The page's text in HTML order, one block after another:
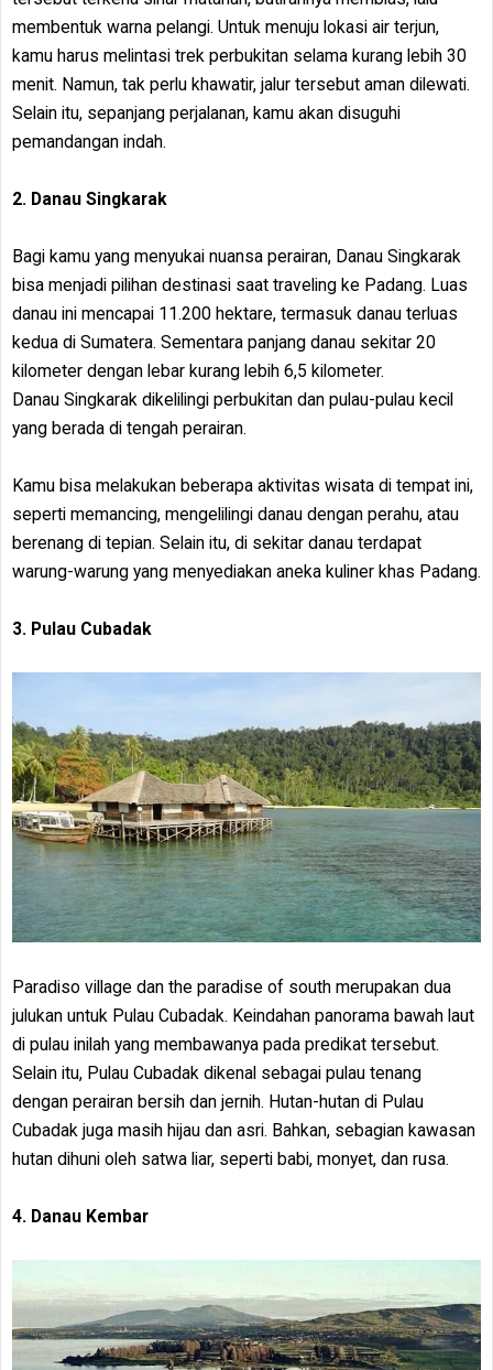
membentuk warna pelangi. Untuk menuju lokasi air terjun,
kamu harus melintasi trek perbukitan selama kurang lebih 30
menit. Namun, tak perlu khawatir, jalur tersebut aman dilewati.
Selain itu, sepanjang perjalanan, kamu akan disuguhi
pemandangan indah.
2. Danau Singkarak
Bagi kamu yang menyukai nuansa perairan, Danau Singkarak
bisa menjadi pilihan destinasi saat traveling ke Padang. Luas
danau ini mencapai 11.200 hektare, termasuk danau terluas
kedua di Sumatera. Sementara panjang danau sekitar 20
kilometer dengan lebar kurang lebih 6,5 kilometer.
Danau Singkarak dikelilingi perbukitan dan pulau-pulau kecil
yang berada di tengah perairan.
Kamu bisa melakukan beberapa aktivitas wisata di tempat ini,
seperti memancing, mengelilingi danau dengan perahu, atau
berenang di tepian. Selain itu, di sekitar danau terdapat
warung-warung yang menyediakan aneka kuliner khas Padang.
3. Pulau Cubadak
Paradiso village dan the paradise of south merupakan dua
julukan untuk Pulau Cubadak. Keindahan panorama bawah laut
di pulau inilah yang membawanya pada predikat tersebut.
Selain itu, Pulau Cubadak dikenal sebagai pulau tenang
dengan perairan bersih dan jernih. Hutan-hutan di Pulau
Cubadak juga masih hijau dan asri. Bahkan, sebagian kawasan
hutan dihuni oleh satwa liar, seperti babi, monyet, dan rusa.
4. Danau Kembar